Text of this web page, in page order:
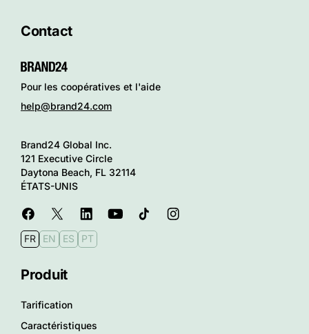
Contact
Pour les coopératives et l'aide
help@brand24.com
Brand24 Global Inc.
121 Executive Circle
Daytona Beach, FL 32114
ÉTATS-UNIS
FR EN ES PT
Produit
Tarification
Caractéristiques